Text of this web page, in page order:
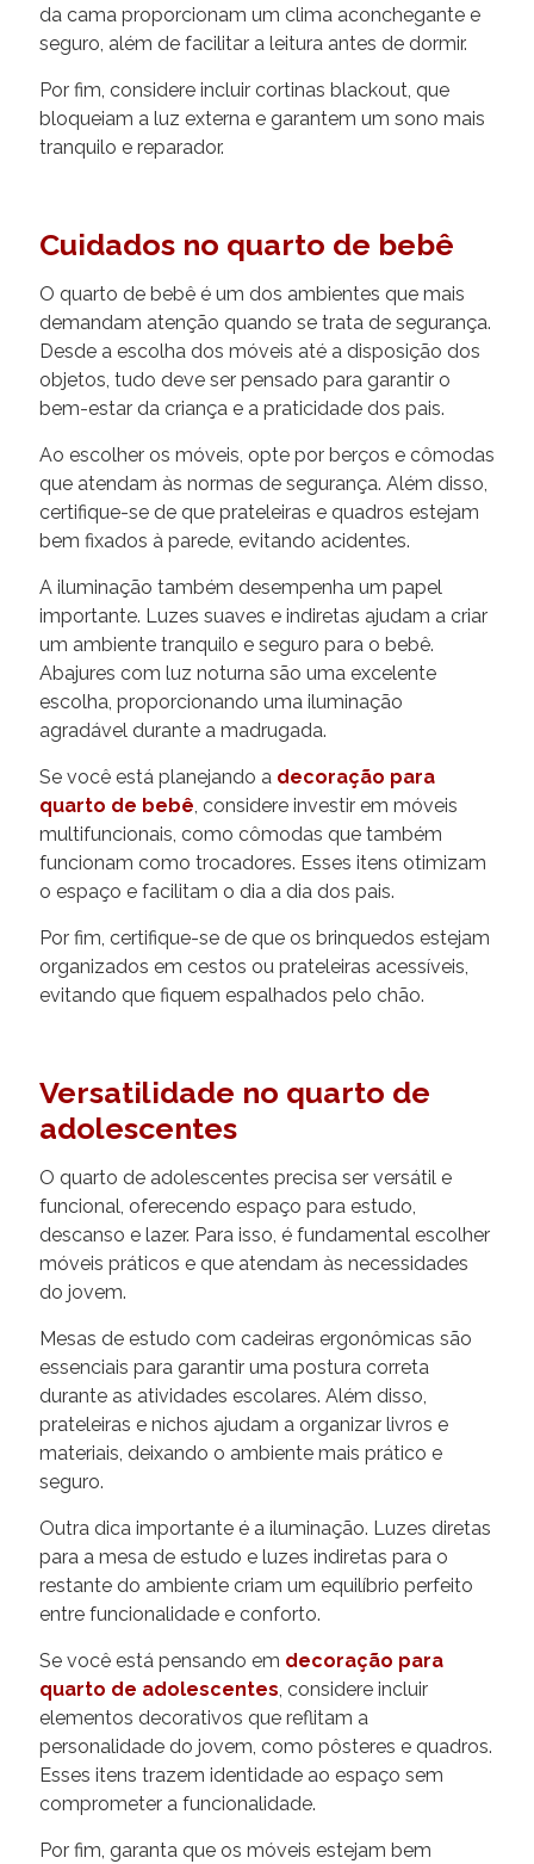
da cama proporcionam um clima aconchegante e
seguro, além de facilitar a leitura antes de dormir.
Por fim, considere incluir cortinas blackout, que
bloqueiam a luz externa e garantem um sono mais
tranquilo e reparador.
Cuidados no quarto de bebê
O quarto de bebê é um dos ambientes que mais
demandam atenção quando se trata de segurança.
Desde a escolha dos móveis até a disposição dos
objetos, tudo deve ser pensado para garantir o
bem-estar da criança e a praticidade dos pais.
Ao escolher os móveis, opte por berços e cômodas
que atendam às normas de segurança. Além disso,
certifique-se de que prateleiras e quadros estejam
bem fixados à parede, evitando acidentes.
A iluminação também desempenha um papel
importante. Luzes suaves e indiretas ajudam a criar
um ambiente tranquilo e seguro para o bebê.
Abajures com luz noturna são uma excelente
escolha, proporcionando uma iluminação
agradável durante a madrugada.
Se você está planejando a decoração para
quarto de bebê, considere investir em móveis
multifuncionais, como cômodas que também
funcionam como trocadores. Esses itens otimizam
o espaço e facilitam o dia a dia dos pais.
Por fim, certifique-se de que os brinquedos estejam
organizados em cestos ou prateleiras acessíveis,
evitando que fiquem espalhados pelo chão.
Versatilidade no quarto de
adolescentes
O quarto de adolescentes precisa ser versátil e
funcional, oferecendo espaço para estudo,
descanso e lazer. Para isso, é fundamental escolher
móveis práticos e que atendam às necessidades
do jovem.
Mesas de estudo com cadeiras ergonômicas são
essenciais para garantir uma postura correta
durante as atividades escolares. Além disso,
prateleiras e nichos ajudam a organizar livros e
materiais, deixando o ambiente mais prático e
seguro.
Outra dica importante é a iluminação. Luzes diretas
para a mesa de estudo e luzes indiretas para o
restante do ambiente criam um equilíbrio perfeito
entre funcionalidade e conforto.
Se você está pensando em decoração para
quarto de adolescentes, considere incluir
elementos decorativos que reflitam a
personalidade do jovem, como pôsteres e quadros.
Esses itens trazem identidade ao espaço sem
comprometer a funcionalidade.
Por fim, garanta que os móveis estejam bem